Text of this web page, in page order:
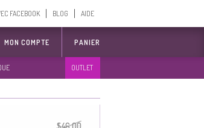
FACEBOOK BLOG AIDE
MON COMPTE PANIER
OUTLET
$46.00